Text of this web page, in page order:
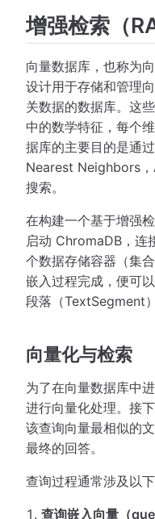
增强检索（
向量数据库，也称为
设计用于存储和管理
关数据的数据库。这
中的数学特征，每个
据库的主要目的是通
Nearest Neighbors
搜索。
在构建一个基于增强
启动 ChromaDB，连
个数据存储容器（集
嵌入过程完成，便可
段落（TextSegment
向量化与检索
为了在向量数据库中
进行向量化处理。接
该查询向量最相似的
最终的回答。
查询过程通常涉及以
查询嵌入向量（